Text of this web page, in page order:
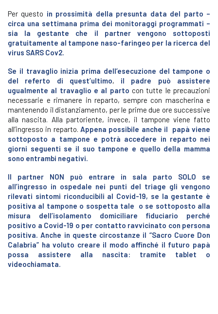
Per questo in prossimità della presunta data del parto –
circa una settimana prima dei monitoraggi programmati –
sia la gestante che il partner vengono sottoposti
gratuitamente al tampone naso-faringeo per la ricerca del
virus SARS Cov2.
Se il travaglio inizia prima dell’esecuzione del tampone o
del referto di quest’ultimo, il padre può assistere
ugualmente al travaglio e al parto con tutte le precauzioni
necessarie e rimanere in reparto, sempre con mascherina e
mantenendo il distanziamento, per le prime due ore successive
alla nascita. Alla partoriente, invece, il tampone viene fatto
all’ingresso in reparto. Appena possibile anche il papà viene
sottoposto a tampone e potrà accedere in reparto nei
giorni seguenti se il suo tampone e quello della mamma
sono entrambi negativi.
Il partner NON può entrare in sala parto SOLO se
all’ingresso in ospedale nei punti del triage gli vengono
rilevati sintomi riconducibili al Covid-19, se la gestante è
positiva al tampone o sospetta tale o se sottoposto alla
misura dell’isolamento domiciliare fiduciario perché
positivo a Covid-19 o per contatto ravvicinato con persona
positiva. Anche in queste circostanze il “Sacro Cuore Don
Calabria” ha voluto creare il modo affinché il futuro papà
possa assistere alla nascita: tramite tablet o
videochiamata.